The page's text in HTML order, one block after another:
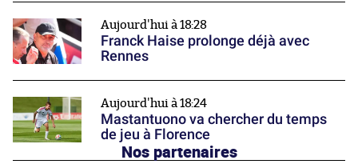
Aujourd'hui à 18:28
Franck Haise prolonge déjà avec
Rennes
Aujourd'hui à 18:24
Mastantuono va chercher du temps
de jeu à Florence
Nos partenaires